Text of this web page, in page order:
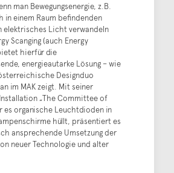
man Bewegungsenergie, z.B.
in einem Raum befindenden
elektrisches Licht verwandeln
Scanging (auch Energy
hierfür die
energieautarke Lösung – wie
Designduo
im MAK zeigt. Mit seiner
„The Committee of
es organische Leuchtdioden in
hüllt, präsentiert es
ansprechende Umsetzung der
neuer Technologie und alter